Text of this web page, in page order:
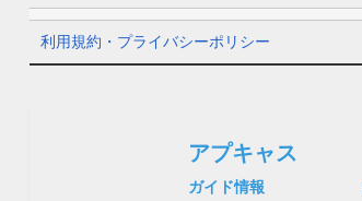
利用規約・プライバシーポリシー
アプキャス
ガイド情報